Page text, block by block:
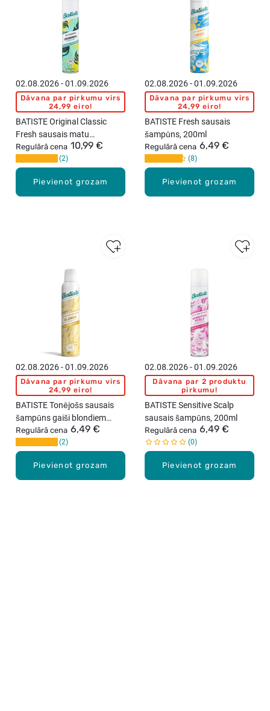
Pievienot grozam
02.08.2026 - 01.09.2026
Dāvana par pirkumu virs
24,99 eiro!
BATISTE Original Classic
Fresh sausais matu
šampūns, 350ml
Regulārā cena 10,99 €
2
Pievienot grozam
02.08.2026 - 01.09.2026
Dāvana par pirkumu virs
24,99 eiro!
BATISTE Fresh sausais
šampūns, 200ml
Regulārā cena 6,49 €
8
Pievienot grozam
02.08.2026 - 01.09.2026
Dāvana par pirkumu virs
24,99 eiro!
BATISTE Tonējošs sausais
šampūns gaiši blondiem
matiem, 200ml
Regulārā cena 6,49 €
2
Pievienot grozam
02.08.2026 - 01.09.2026
Dāvana par 2 produktu
pirkumu!
BATISTE Sensitive Scalp
sausais šampūns, 200ml
Regulārā cena 6,49 €
0